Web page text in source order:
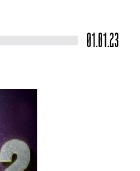
01.01.23